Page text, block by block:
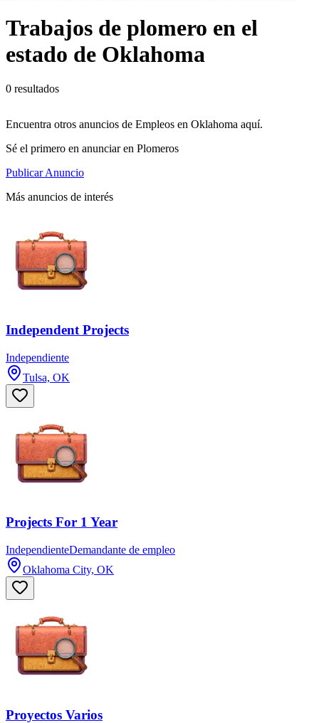
Trabajos de plomero en el
estado de Oklahoma
0 resultados
Encuentra otros anuncios de Empleos en Oklahoma aquí.
Sé el primero en anunciar en Plomeros
Publicar Anuncio
Más anuncios de interés
Independent Projects
Independiente
Tulsa, OK
Projects For 1 Year
IndependienteDemandante de empleo
Oklahoma City, OK
Proyectos Varios